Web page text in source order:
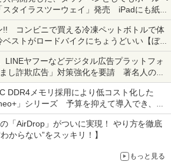
スタイラスツーウェイ」発売 iPadにも紙に
き込める
!! コンビニで買える冷凍ペットボトルで体
ストがロードバイクにちょうどいい【ぼっ
14】【空いた時間でなにしてる？】
LINEヤフーなどデジタル広告プラットフォ
し詐欺広告」対策強化を要請 著名人の写
詐欺などへの対策として
DDR4メモリ採用により低コスト化した
」シリーズ 予算を抑えて導入でき、
プグレードも可能
「AirDrop」がついに実現！ やり方を徹底
からない”をスッキリ！】
もっと見る